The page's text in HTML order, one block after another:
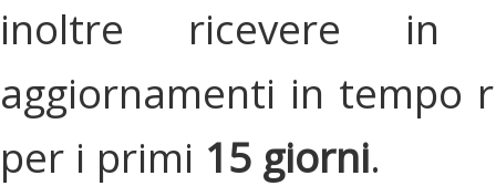
inoltre ricevere in
aggiornamenti in tempo
per i primi 15 giorni.